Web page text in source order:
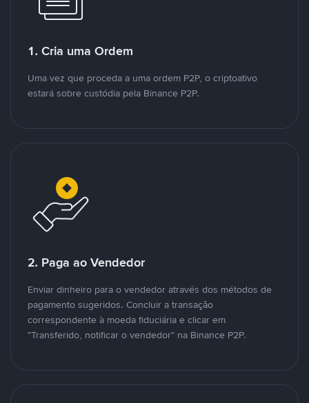
1. Cria uma Ordem
Uma vez que proceda a uma ordem P2P, o criptoativo
estará sobre custódia pela Binance P2P.
2. Paga ao Vendedor
Enviar dinheiro para o vendedor através dos métodos de
pagamento sugeridos. Concluir a transação
correspondente à moeda fiduciária e clicar em
"Transferido, notificar o vendedor" na Binance P2P.